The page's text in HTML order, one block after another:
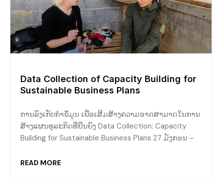
Data Collection of Capacity Building for
Sustainable Business Plans
ການລົງເກັບກຳຂໍ້ມູນ ເພື່ອເສີມສ້າງຄວາມອາດສາມາດໃນການ
ສ້າງແຜນທຸລະກິດທີ່ຍືນຍົງ Data Collection: Capacity
Building for Sustainable Business Plans 27 ມັງກອນ –
READ MORE